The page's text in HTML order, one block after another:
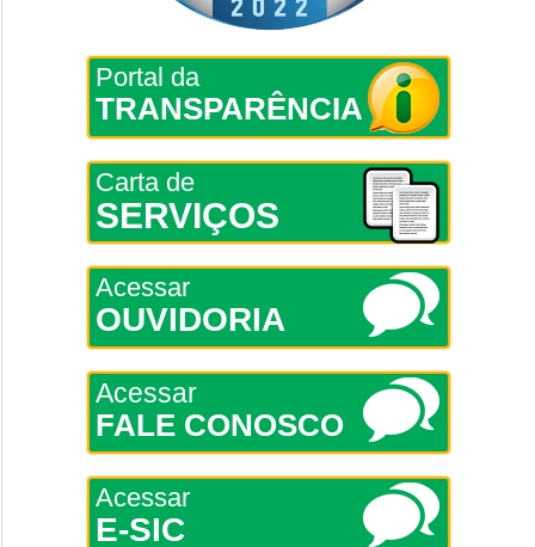
Portal da
TRANSPARÊNCIA
Carta de
SERVIÇOS
Acessar
OUVIDORIA
Acessar
FALE CONOSCO
Acessar
E-SIC